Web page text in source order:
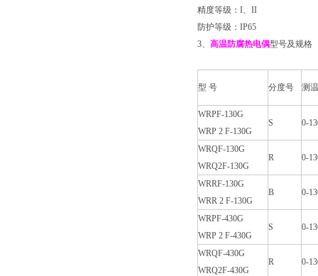
精度等级：I、II
防护等级：IP65
3、 高温防腐热电偶型号及规格
型 号 分度号 测
WRPF-130G
WRP 2 F-130G
S 0-
WRQF-130G
WRQ2F-130G
R 0-
WRRF-130G
WRR 2 F-130G
B 0-
WRPF-430G
WRP 2 F-430G
S 0-
WRQF-430G
WRQ2F-430G
R 0-